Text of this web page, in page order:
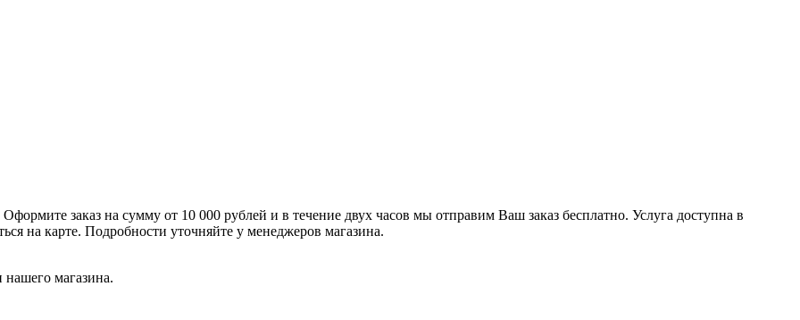
заказ на сумму от 10 000 рублей и в течение двух часов мы отправим Ваш заказ бесплатно. Услуга доступна в
на карте. Подробности уточняйте у менеджеров магазина.
магазина.